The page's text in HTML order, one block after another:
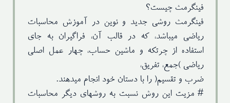
حروفچینی و
صفحه‌آرایی
فینگرمث چیست؟
فینگرمث روشی جدید و نوین در آموزش محاسبات
ریاضی میباشد، که در قالب آن، فراگیران به جای
استفاده از چرتکه و ماشین حساب، چهار عمل اصلی
ریاضی )جمع، تفریق،
ضرب و تقسیم( را با دستان خود انجام میدهند.
# مزیت این روش نسبت به روشهای دیگر محاسبات